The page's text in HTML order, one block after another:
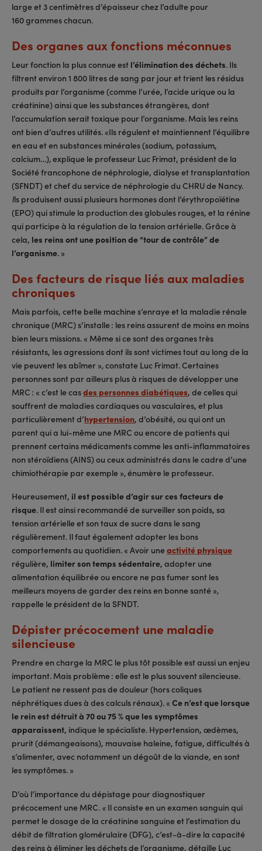
large et 3 centimètres d’épaisseur chez l’adulte pour
160 grammes chacun.
Des organes aux fonctions méconnues
Leur fonction la plus connue est l’élimination des déchets. Ils
filtrent environ 1 800 litres de sang par jour et trient les résidus
produits par l’organisme (comme l’urée, l’acide urique ou la
créatinine) ainsi que les substances étrangères, dont
l’accumulation serait toxique pour l’organisme. Mais les reins
ont bien d’autres utilités. «Ils régulent et maintiennent l’équilibre
en eau et en substances minérales (sodium, potassium,
calcium…),explique le professeur Luc Frimat, président de la
Société francophone de néphrologie, dialyse et transplantation
(SFNDT) et chef du service de néphrologie du CHRU de Nancy.
Ils produisent aussi plusieurs hormones dont l’érythropoïétine
(EPO) qui stimule la production des globules rouges, et la rénine
qui participe à la régulation de la tension artérielle. Grâce à
cela, les reins ont une position de “tour de contrôle” de
l’organisme. »
Des facteurs de risque liés aux maladies
chroniques
Mais parfois, cette belle machine s’enraye et la maladie rénale
chronique (MRC) s’installe : les reins assurent de moins en moins
bien leurs missions. « Même si ce sont des organes très
résistants, les agressions dont ils sont victimes tout au long de la
vie peuvent les abîmer »,constate Luc Frimat. Certaines
personnes sont par ailleurs plus à risques de développer une
MRC : « c’est le casdes personnes diabétiques, de celles qui
souffrent de maladies cardiaques ou vasculaires, et plus
particulièrement d’hypertension, d’obésité, ou qui ont un
parent qui a lui-même une MRC ou encore de patients qui
prennent certains médicaments comme les anti-inflammatoires
non stéroïdiens (AINS) ou ceux administrés dans le cadre d’une
chimiothérapie par exemple »,énumère le professeur.
Heureusement, il est possible d’agir sur ces facteurs de
risque. Il est ainsi recommandé de surveiller son poids, sa
tension artérielle et son taux de sucre dans le sang
régulièrement. Il faut également adopter les bons
comportements au quotidien. « Avoir uneactivité physique
régulière, limiter son temps sédentaire, adopter une
alimentation équilibrée ou encore ne pas fumer sont les
meilleurs moyens de garder des reins en bonne santé »,
rappelle le président de la SFNDT.
Dépister précocement une maladie
silencieuse
Prendre en charge la MRC le plus tôt possible est aussi un enjeu
important. Mais problème : elle est le plus souvent silencieuse.
Le patient ne ressent pas de douleur (hors coliques
néphrétiques dues à des calculs rénaux). « Ce n’est que lorsque
le rein est détruit à 70 ou 75 % que les symptômes
apparaissent, indique le spécialiste. Hypertension, œdèmes,
prurit (démangeaisons), mauvaise haleine, fatigue, difficultés à
s’alimenter, avec notamment un dégoût de la viande, en sont
les symptômes. »
D’où l’importance du dépistage pour diagnostiquer
précocement une MRC. « Il consiste en un examen sanguin qui
permet le dosage de la créatinine sanguine et l’estimation du
débit de filtration glomérulaire (DFG), c’est-à-dire la capacité
des reins à éliminer les déchets de l’organisme, détaille Luc